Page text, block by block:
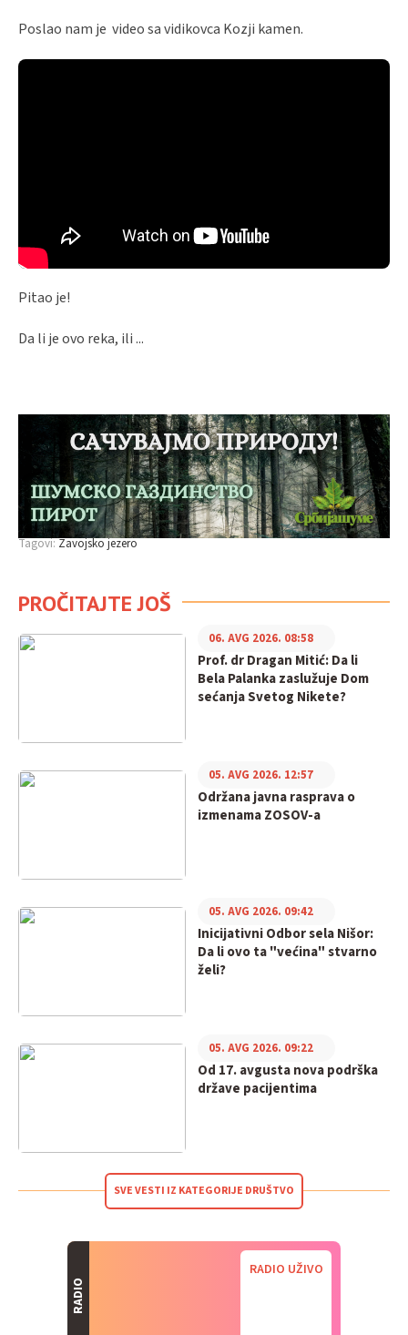
Poslao nam je video sa vidikovca Kozji kamen.
Pitao je!
Da li je ovo reka, ili ...
Tagovi:Zavojsko jezero
PROČITAJTE JOŠ
Prof. dr Dragan Mitić: Da li
Bela Palanka zaslužuje Dom
sećanja Svetog Nikete?
06. AVG 2026. 08:58
Održana javna rasprava o
izmenama ZOSOV-a
05. AVG 2026. 12:57
Inicijativni Odbor sela Nišor:
Da li ovo ta "većina" stvarno
želi?
05. AVG 2026. 09:42
Od 17. avgusta nova podrška
države pacijentima
05. AVG 2026. 09:22
SVE VESTI IZ KATEGORIJE DRUŠTVO
RADIO
RADIO UŽIVO